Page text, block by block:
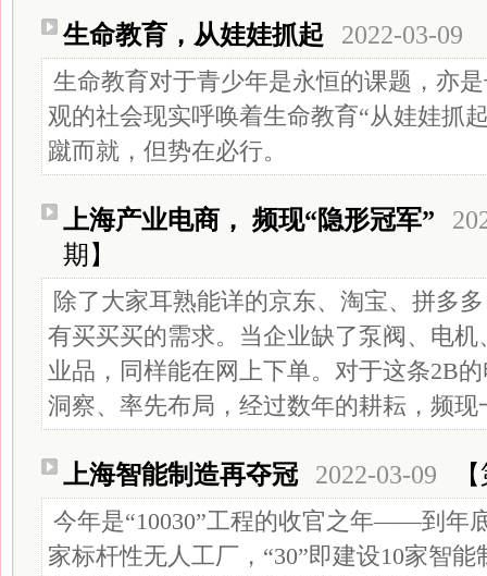
生命教育，从娃娃抓起 2022-03-09
生命教育对于青少年是永恒的课题，亦
观的社会现实呼唤着生命教育“从娃娃抓
蹴而就，但势在必行。
上海产业电商， 频现“隐形冠军”
期】
除了大家耳熟能详的京东、淘宝、拼多
有买买买的需求。当企业缺了泵阀、电
业品，同样能在网上下单。对于这条2B
洞察、率先布局，经过数年的耕耘，频现
上海智能制造再夺冠 2022-03-09
今年是“10030”工程的收官之年——到年
家标杆性无人工厂，“30”即建设10家智